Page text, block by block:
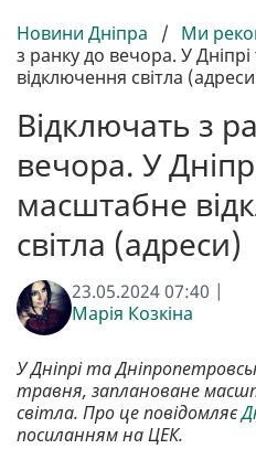
Новини Дніпра / Ми
з ранку до вечора. У
відключення світла
Відключать з
вечора. У
масштабне
світла (адреси)
23.05.2024 07:40 |
Марія Козкіна
У Дніпрі та
травня, заплановане
світла. Про це повідомляє
посиланням на ЦЕК.